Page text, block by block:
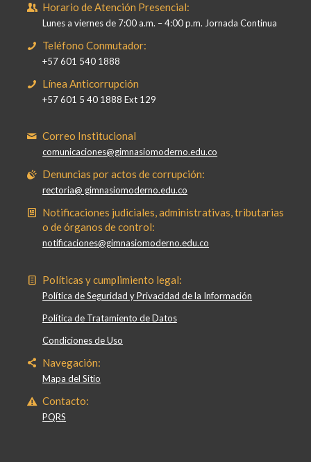
Horario de Atención Presencial:
Lunes a viernes de 7:00 a.m. – 4:00 p.m. Jornada Continua
Teléfono Conmutador:
+57 601 540 1888
Línea Anticorrupción
+57 601 5 40 1888 Ext 129
Correo Institucional
comunicaciones@gimnasiomoderno.edu.co
Denuncias por actos de corrupción:
rectoria@ gimnasiomoderno.edu.co
Notificaciones judiciales, administrativas, tributarias
o de órganos de control:
notificaciones@gimnasiomoderno.edu.co
Políticas y cumplimiento legal:
Política de Seguridad y Privacidad de la Información
Política de Tratamiento de Datos
Condiciones de Uso
Navegación:
Mapa del Sitio
Contacto:
PQRS